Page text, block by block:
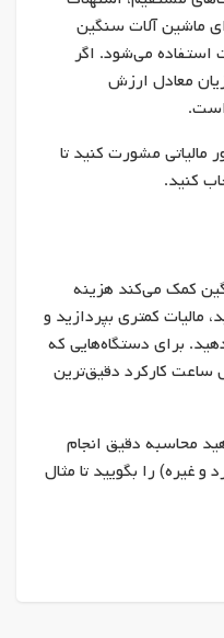
ماشین آلات سنگین
استفاده می‌شود. اگر
معادل ارزش
مالیاتی مشورت کنید تا
کنید.
کمک می‌کند هزینه
مالیات کمتری بپردازید و
برای دستگاه‌هایی که
ساعت کارکرد دقیق‌ترین
محاسبه دقیق انجام
غیره) را بگویید تا مثال